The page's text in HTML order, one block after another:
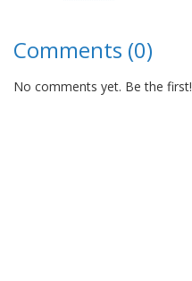
Comments (0)
No comments yet. Be the first!